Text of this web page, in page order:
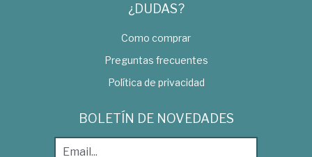
¿DUDAS?
Como comprar
Preguntas frecuentes
Política de privacidad
BOLETÍN DE NOVEDADES